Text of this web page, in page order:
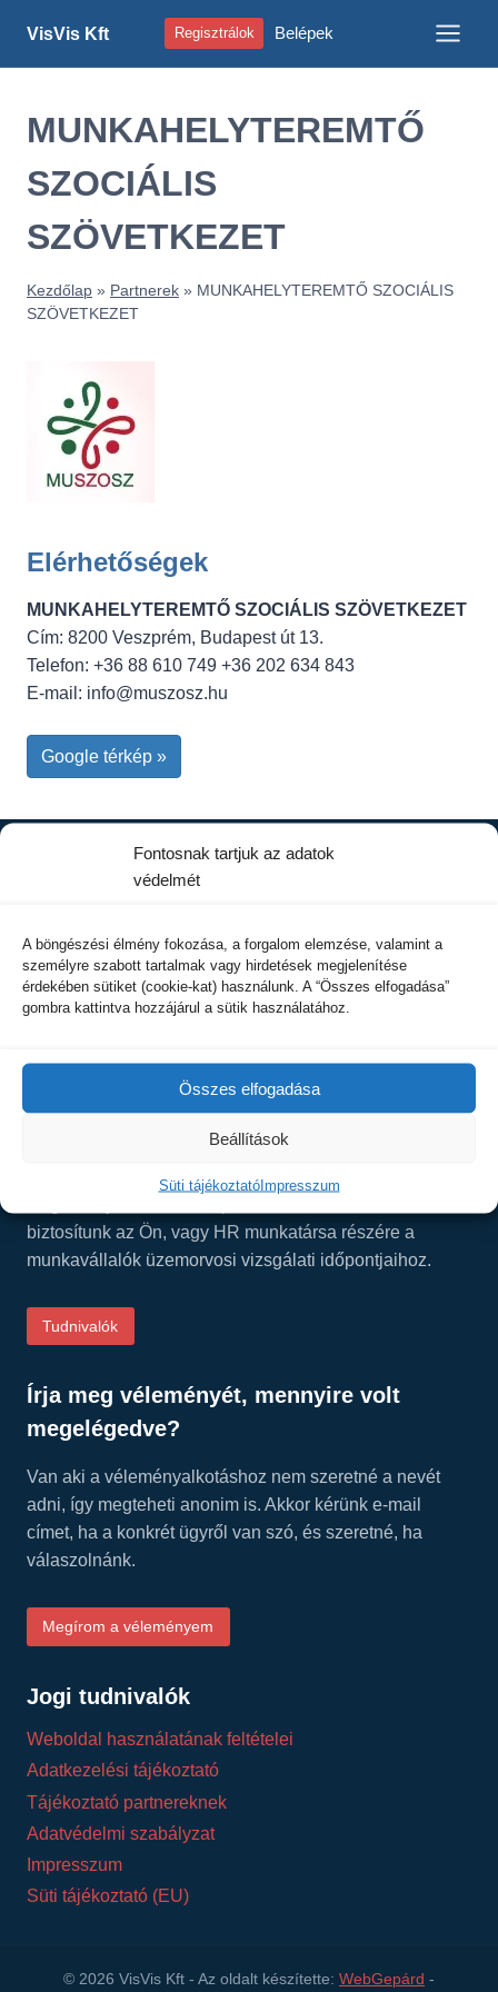
Fontosnak tartjuk az adatok
védelmét
A böngészési élmény fokozása, a forgalom elemzése, valamint a
személyre szabott tartalmak vagy hirdetések megjelenítése
érdekében sütiket (cookie-kat) használunk. A “Összes elfogadása”
gombra kattintva hozzájárul a sütik használatához.
Összes elfogadása
Beállítások
Süti tájékoztatóImpresszum
content
VisVis Kft Regisztrálok Belépek
MUNKAHELYTEREMTŐ
SZOCIÁLIS
SZÖVETKEZET
Kezdőlap » Partnerek » MUNKAHELYTEREMTŐ SZOCIÁLIS
SZÖVETKEZET
Elérhetőségek
MUNKAHELYTEREMTŐ SZOCIÁLIS SZÖVETKEZET
Cím: 8200 Veszprém, Budapest út 13.
Telefon: +36 88 610 749 +36 202 634 843
E-mail: info@muszosz.hu
Google térkép »
8200 Veszprém, Damjanich u. 1. C. ép.
Tel.: +36 30 277-1101
E-mail:info@visvis.hu
biztosítunk az Ön, vagy HR munkatársa részére a
munkavállalók üzemorvosi vizsgálati időpontjaihoz.
Tudnivalók
Írja meg véleményét, mennyire volt
megelégedve?
Van aki a véleményalkotáshoz nem szeretné a nevét
adni, így megteheti anonim is. Akkor kérünk e-mail
címet, ha a konkrét ügyről van szó, és szeretné, ha
válaszolnánk.
Megírom a véleményem
Jogi tudnivalók
Weboldal használatának feltételei
Adatkezelési tájékoztató
Tájékoztató partnereknek
Adatvédelmi szabályzat
Impresszum
Süti tájékoztató (EU)
© 2026 VisVis Kft - Az oldalt készítette: WebGepárd -